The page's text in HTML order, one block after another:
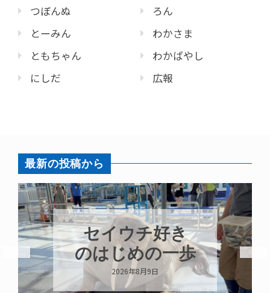
つぼんぬ
とーみん
ともちゃん
にしだ
ろん
わかさま
わかばやし
広報
最新の投稿から
セイウチ好き
のはじめの一歩
2026年8月9日